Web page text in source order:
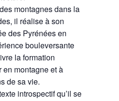
montagnes dans la
il réalise à son
des Pyrénées en
bouleversante
la formation
en montagne et à
de sa vie.
introspectif qu’il se